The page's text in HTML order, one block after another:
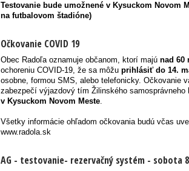
Testovanie bude umožnené v Kysuckom Novom
na futbalovom štadióne)
Očkovanie COVID 19
Obec Radoľa oznamuje občanom, ktorí majú nad 60
ochoreniu COVID-19, že sa môžu prihlásiť do 14.
osobne, formou SMS, alebo telefonicky. Očkovanie
zabezpečí výjazdový tím Žilinského samosprávneho
v Kysuckom Novom Meste.
Všetky informácie ohľadom očkovania budú včas
www.radola.sk
AG - testovanie- rezervačný systém - sobota